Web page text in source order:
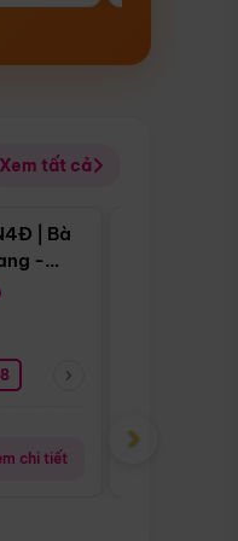
Xem tất cả
nổi bật
| Bà
-
chi tiết
Giá từ:
›